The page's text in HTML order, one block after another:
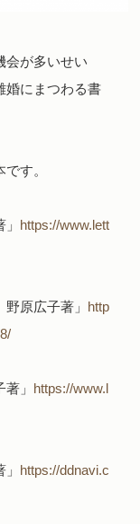
会が多いせい
婚にまつわる書
す。
https://www.lett
原広子著」 http
」 https://www.l
https://ddnavi.c